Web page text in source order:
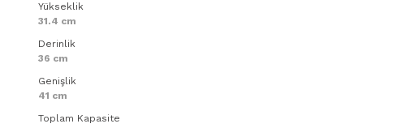
Yükseklik
31.4 cm
Derinlik
36 cm
Genişlik
41 cm
Toplam Kapasite